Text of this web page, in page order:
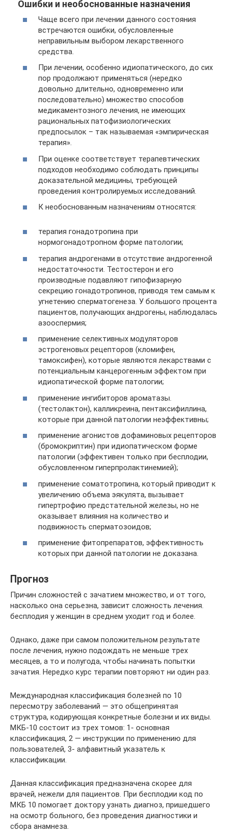
Ошибки и необоснованные назначения
Чаще всего при лечении данного состояния
встречаются ошибки, обусловленные
неправильным выбором лекарственного
средства.
При лечении, особенно идиопатического, до сих
пор продолжают применяться (нередко
довольно длительно, одновременно или
последовательно) множество способов
медикаментозного лечения, не имеющих
рациональных патофизиологических
предпосылок – так называемая «эмпирическая
терапия».
При оценке соответствует терапевтических
подходов необходимо соблюдать принципы
доказательной медицины, требующей
проведения контролируемых исследований.
К необоснованным назначениям относятся:
терапия гонадотропина при
нормогонадотропном форме патологии;
терапия андрогенами в отсутствие андрогенной
недостаточности. Тестостерон и его
производные подавляют гипофизарную
секрецию гонадотропинов, приводя тем самым к
угнетению сперматогенеза. У большого процента
пациентов, получающих андрогены, наблюдалась
азооспермия;
применение селективных модуляторов
эстрогеновых рецепторов (кломифен,
тамоксифен), которые являются лекарствами с
потенциальным канцерогенным эффектом при
идиопатической форме патологии;
применение ингибиторов ароматазы.
(тестолактон), калликреина, пентаксифиллина,
которые при данной патологии неэффективны;
применение агонистов дофаминовых рецепторов
(бромокриптин) при идиопатическом форме
патологии (эффективен только при бесплодии,
обусловленном гиперпролактинемией);
применение соматотропина, который приводит к
увеличению объема эякулята, вызывает
гипертрофию предстательной железы, но не
оказывает влияния на количество и
подвижность сперматозоидов;
применение фитопрепаратов, эффективность
которых при данной патологии не доказана.
Прогноз
Причин сложностей с зачатием множество, и от того,
насколько она серьезна, зависит сложность лечения.
бесплодия у женщин в среднем уходит год и более.
Однако, даже при самом положительном результате
после лечения, нужно подождать не меньше трех
месяцев, а то и полугода, чтобы начинать попытки
зачатия. Нередко курс терапии повторяют ни один раз.
Международная классификация болезней по 10
пересмотру заболеваний — это общепринятая
структура, кодирующая конкретные болезни и их виды.
МКБ-10 состоит из трех томов: 1- основная
классификация, 2 — инструкции по применению для
пользователей, 3- алфавитный указатель к
классификации.
Данная классификация предназначена скорее для
врачей, нежели для пациентов. При бесплодии код по
МКБ 10 помогает доктору узнать диагноз, пришедшего
на осмотр больного, без проведения диагностики и
сбора анамнеза.